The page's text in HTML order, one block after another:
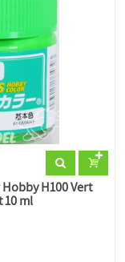
H100 Vert
10 ml